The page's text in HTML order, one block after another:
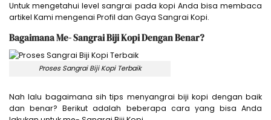
Untuk mengetahui level sangrai pada kopi Anda bisa membaca
artikel Kami mengenai Profil dan Gaya Sangrai Kopi.
Bagaimana Me- Sangrai Biji Kopi Dengan Benar?
Proses Sangrai Biji Kopi Terbaik
Nah lalu bagaimana sih tips menyangrai biji kopi dengan baik
dan benar? Berikut adalah beberapa cara yang bisa Anda